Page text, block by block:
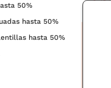
50%
hasta 50%
hasta 50%